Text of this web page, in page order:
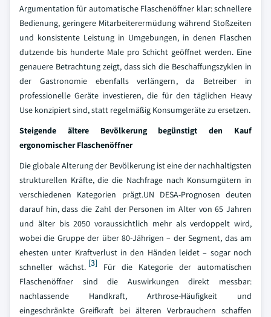
Argumentation für automatische Flaschenöffner klar: schnellere
Bedienung, geringere Mitarbeiterermüdung während Stoßzeiten
und konsistente Leistung in Umgebungen, in denen Flaschen
dutzende bis hunderte Male pro Schicht geöffnet werden. Eine
genauere Betrachtung zeigt, dass sich die Beschaffungszyklen in
der Gastronomie ebenfalls verlängern, da Betreiber in
professionelle Geräte investieren, die für den täglichen Heavy
Use konzipiert sind, statt regelmäßig Konsumgeräte zu ersetzen.
Steigende ältere Bevölkerung begünstigt den Kauf
ergonomischer Flaschenöffner
Die globale Alterung der Bevölkerung ist eine der nachhaltigsten
strukturellen Kräfte, die die Nachfrage nach Konsumgütern in
verschiedenen Kategorien prägt.UN DESA-Prognosen deuten
darauf hin, dass die Zahl der Personen im Alter von 65 Jahren
und älter bis 2050 voraussichtlich mehr als verdoppelt wird,
wobei die Gruppe der über 80-Jährigen – der Segment, das am
ehesten unter Kraftverlust in den Händen leidet – sogar noch
schneller wächst. [3] Für die Kategorie der automatischen
Flaschenöffner sind die Auswirkungen direkt messbar:
nachlassende Handkraft, Arthrose-Häufigkeit und
eingeschränkte Greifkraft bei älteren Verbrauchern schaffen